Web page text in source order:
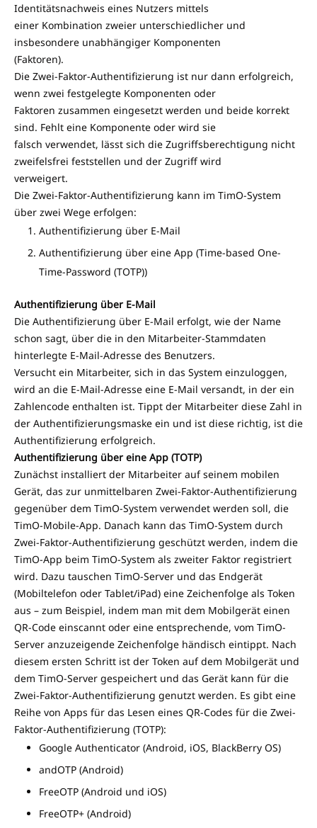
Identitätsnachweis eines Nutzers mittels
einer Kombination zweier unterschiedlicher und
insbesondere unabhängiger Komponenten
(Faktoren).
Die Zwei-Faktor-Authentifizierung ist nur dann erfolgreich,
wenn zwei festgelegte Komponenten oder
Faktoren zusammen eingesetzt werden und beide korrekt
sind. Fehlt eine Komponente oder wird sie
falsch verwendet, lässt sich die Zugriffsberechtigung nicht
zweifelsfrei feststellen und der Zugriff wird
verweigert.
Die Zwei-Faktor-Authentifizierung kann im TimO-System
über zwei Wege erfolgen:
Authentifizierung über E-Mail
Authentifizierung über eine App (Time-based One-
Time-Password (TOTP))
Authentifizierung über E-Mail
Die Authentifizierung über E-Mail erfolgt, wie der Name
schon sagt, über die in den Mitarbeiter-Stammdaten
hinterlegte E-Mail-Adresse des Benutzers.
Versucht ein Mitarbeiter, sich in das System einzuloggen,
wird an die E-Mail-Adresse eine E-Mail versandt, in der ein
Zahlencode enthalten ist. Tippt der Mitarbeiter diese Zahl in
der Authentifizierungsmaske ein und ist diese richtig, ist die
Authentifizierung erfolgreich.
Authentifizierung über eine App (TOTP)
Zunächst installiert der Mitarbeiter auf seinem mobilen
Gerät, das zur unmittelbaren Zwei-Faktor-Authentifizierung
gegenüber dem TimO-System verwendet werden soll, die
TimO-Mobile-App. Danach kann das TimO-System durch
Zwei-Faktor-Authentifizierung geschützt werden, indem die
TimO-App beim TimO-System als zweiter Faktor registriert
wird. Dazu tauschen TimO-Server und das Endgerät
(Mobiltelefon oder Tablet/iPad) eine Zeichenfolge als Token
aus – zum Beispiel, indem man mit dem Mobilgerät einen
QR-Code einscannt oder eine entsprechende, vom TimO-
Server anzuzeigende Zeichenfolge händisch eintippt. Nach
diesem ersten Schritt ist der Token auf dem Mobilgerät und
dem TimO-Server gespeichert und das Gerät kann für die
Zwei-Faktor-Authentifizierung genutzt werden. Es gibt eine
Reihe von Apps für das Lesen eines QR-Codes für die Zwei-
Faktor-Authentifizierung (TOTP):
Google Authenticator (Android, iOS, BlackBerry OS)
andOTP (Android)
FreeOTP (Android und iOS)
FreeOTP+ (Android)